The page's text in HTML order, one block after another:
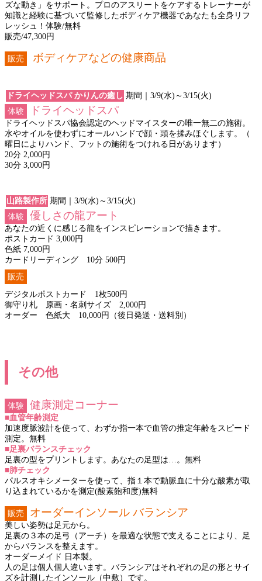
ズな動き」をサポート。プロのアスリートをケアするトレーナーが
知識と経験に基づいて監修したボディケア機器であなたも全身リフ
レッシュ！ 体験/無料
販売/47,300円
販売 ボディケアなどの健康商品
ドライヘッドスパ かりんの癒し 期間｜3/9(水)～3/15(火)
体験
ドライヘッドスパ
ドライヘッドスパ協会認定のヘッドマイスターの唯一無二の施術。
水やオイルを使わずにオールハンドで顔・頭を揉みほぐします。（
曜日によりハンド、フットの施術をつけれる日があります）
20分 2,000円
30分 3,000円
山路製作所 期間｜3/9(水)～3/15(火)
体験
優しさの龍アート
あなたの近くに感じる龍をインスピレーションで描きます。
ポストカード 3,000円
色紙 7,000円
カードリーディング 10分 500円
販売
デジタルポストカード 1枚500円
御守り札 原画・名刺サイズ 2,000円
オーダー 色紙大 10,000円（後日発送・送料別）
その他
体験 健康測定コーナー
■血管年齢測定
加速度脈波計を使って、わずか指一本で血管の推定年齢をスピード
測定。 無料
■足裏バランスチェック
足裏の型をプリントします。あなたの足型は…。 無料
■肺チェック
パルスオキシメーターを使って、指１本で動脈血に十分な酸素が取
り込まれているかを測定(酸素飽和度)無料
販売 オーダーインソール バランシア
美しい姿勢は足元から。
足裏の３本の足弓（アーチ）を最適な状態で支えることにより、足
からバランスを整えます。
オーダーメイド 日本製。
人の足は個人個人違います。バランシアはそれぞれの足の形とサイ
ズを計測したインソール（中敷）です。